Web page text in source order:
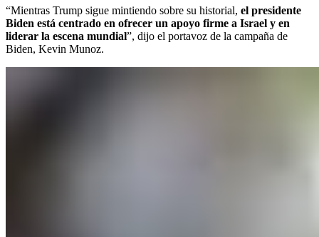
“Mientras Trump sigue mintiendo sobre su historial, el presidente
Biden está centrado en ofrecer un apoyo firme a Israel y en
liderar la escena mundial”, dijo el portavoz de la campaña de
Biden, Kevin Munoz.